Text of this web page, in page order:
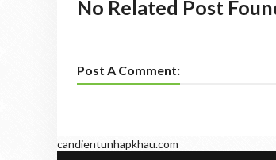
No Related Post
Post A Comment:
candientunhapkhau.com